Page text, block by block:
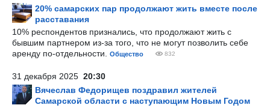
20% самарских пар продолжают жить вместе после
расставания
10% респондентов признались, что продолжают жить с
бывшим партнером из-за того, что не могут позволить себе
аренду по-отдельности.
Общество 832
31 декабря 2025 20:30
Вячеслав Федорищев поздравил жителей
Самарской области с наступающим Новым Годом